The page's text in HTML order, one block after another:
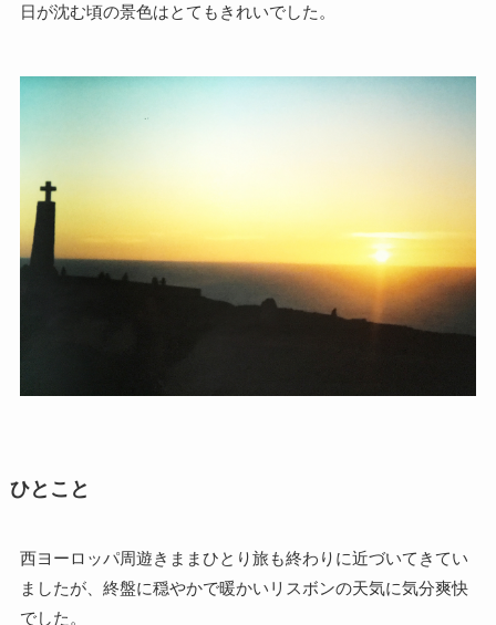
日が沈む頃の景色はとてもきれいでした。
ひとこと
西ヨーロッパ周遊きままひとり旅も終わりに近づいてきてい
ましたが、終盤に穏やかで暖かいリスボンの天気に気分爽快
でした。